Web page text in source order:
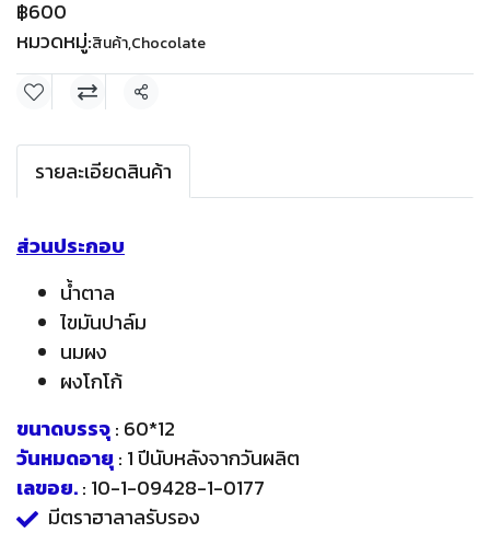
฿600
หมวดหมู่:สินค้า,Chocolate
แชร์
รายละเอียดสินค้า
ส่วนประกอบ
น้ำตาล
ไขมันปาล์ม
นมผง
ผงโกโก้
ขนาดบรรจุ: 60*12
วันหมดอายุ: 1 ปีนับหลังจากวันผลิต
เลขอย.: 10-1-09428-1-0177
มีตราฮาลาลรับรอง